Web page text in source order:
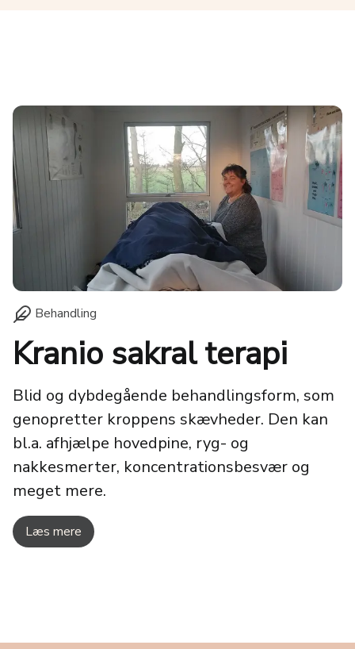
Behandling
Kranio sakral terapi
Blid og dybdegående behandlingsform, som
genopretter kroppens skævheder. Den kan
bl.a. afhjælpe hovedpine, ryg- og
nakkesmerter, koncentrationsbesvær og
meget mere.
Læs mere